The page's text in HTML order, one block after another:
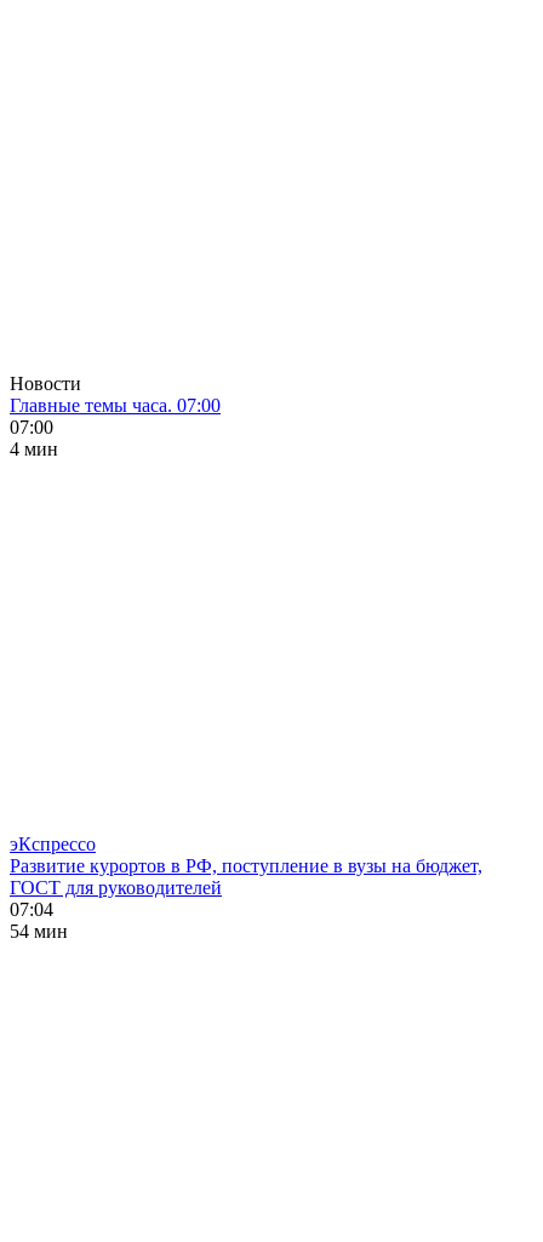
Новости
Главные темы часа. 07:00
07:00
4 мин
эКспрессо
Развитие курортов в РФ, поступление в вузы на бюджет,
ГОСТ для руководителей
07:04
54 мин